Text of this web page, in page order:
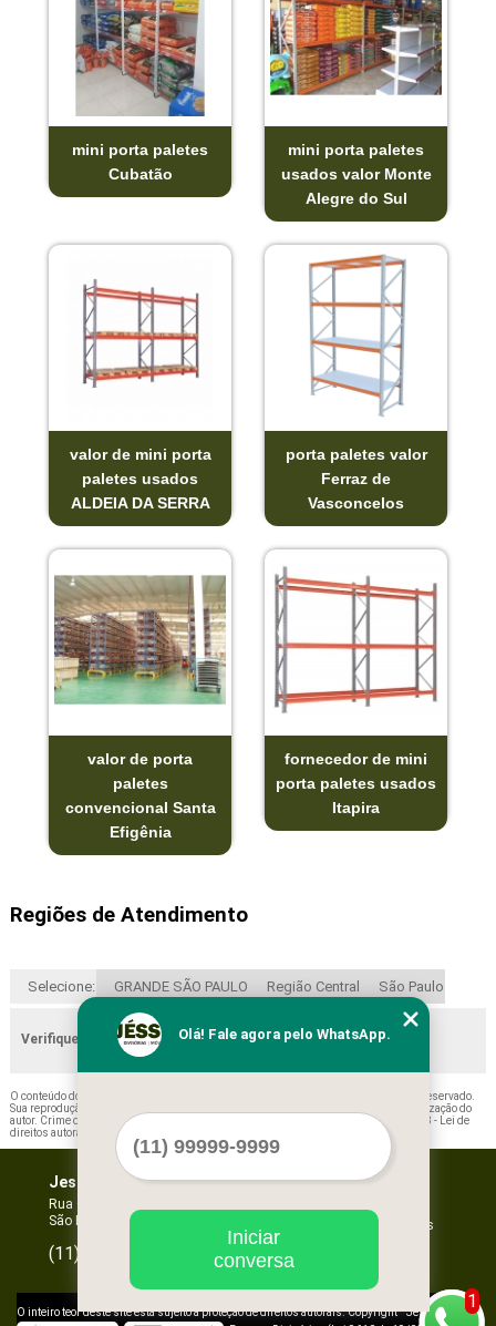
mini porta paletes
Cubatão
mini porta paletes
usados valor Monte
Alegre do Sul
valor de mini porta
paletes usados
ALDEIA DA SERRA
porta paletes valor
Ferraz de
Vasconcelos
valor de porta
paletes
convencional Santa
Efigênia
fornecedor de mini
porta paletes usados
Itapira
Regiões de Atendimento
Selecione: GRANDE SÃO PAULO Região Central São Paulo
Verifique as regiões que atendemos
O conteúdo do texto "
" é de direito reservado.
Sua reprodução, parcial ou total, mesmo citando nossos links, é proibida sem a autorização do
autor. Crime de violação de direito autoral – artigo 184 do Código Penal – Lei 9610/98 - Lei de
direitos autorais
Jessica Forros e Divisórias
Rua Oscar Horta, 269 - Mooca
São Paulo - SP - CEP: 03105-110
(11)
Serviços
O inteiro teor deste site está sujeito à proteção de direitos autorais. Copyright Jessica
1
Olá! Fale agora pelo WhatsApp.
Iniciar
conversa